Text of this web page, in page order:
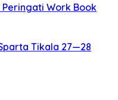
Peringati Work Book
Tikala 27—28